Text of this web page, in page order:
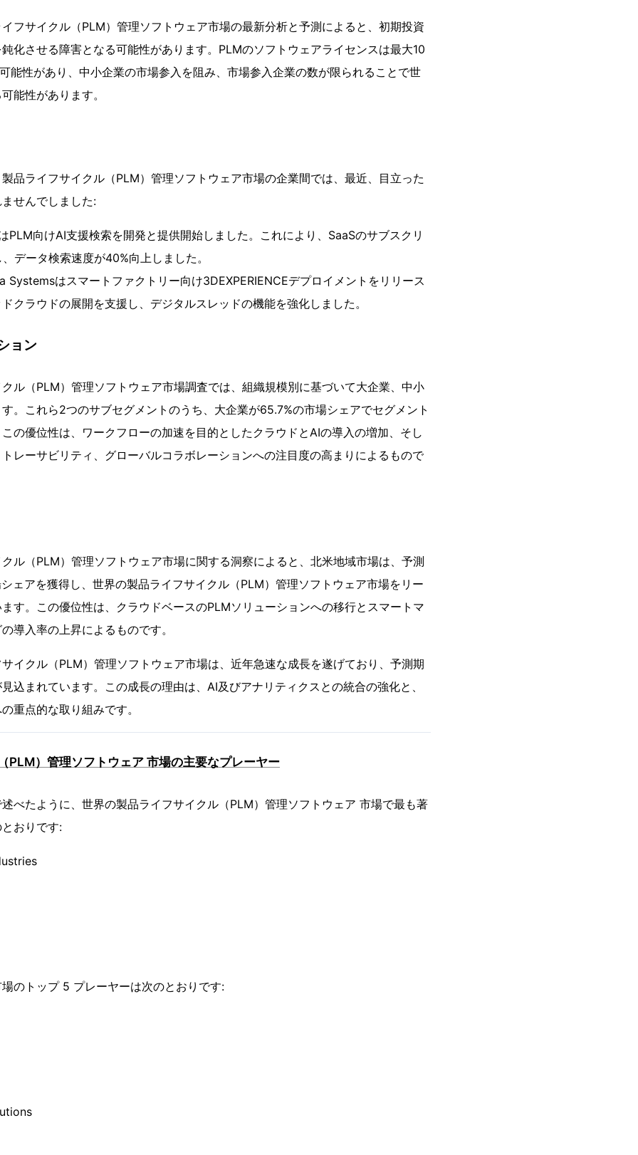
フサイクル（PLM）管理ソフトウェア市場の最新分析と予測によると、初期投資
化させる障害となる可能性があります。PLMのソフトウェアライセンスは最大10
能性があり、中小企業の市場参入を阻み、市場参入企業の数が限られることで世
能性があります。
品ライフサイクル（PLM）管理ソフトウェア市場の企業間では、最近、目立った
せんでしました:
PLM向けAI支援検索を開発と提供開始しました。これにより、SaaSのサブスクリ
データ検索速度が40%向上しました。
はスマートファクトリー向け3DEXPERIENCEデプロイメントをリリース
クラウドの展開を支援し、デジタルスレッドの機能を強化しました。
ョン
ル（PLM）管理ソフトウェア市場調査では、組織規模別に基づいて大企業、中小
。これら2つのサブセグメントのうち、大企業が65.7%の市場シェアでセグメント
の優位性は、ワークフローの加速を目的としたクラウドとAIの導入の増加、そし
レーサビリティ、グローバルコラボレーションへの注目度の高まりによるもので
ル（PLM）管理ソフトウェア市場に関する洞察によると、北米地域市場は、予測
ェアを獲得し、世界の製品ライフサイクル（PLM）管理ソフトウェア市場をリー
す。この優位性は、クラウドベースのPLMソリューションへの移行とスマートマ
導入率の上昇によるものです。
イクル（PLM）管理ソフトウェア市場は、近年急速な成長を遂げており、予測期
込まれています。この成長の理由は、AI及びアナリティクスとの統合の強化と、
重点的な取り組みです。
PLM）管理ソフトウェア 市場の主要なプレーヤー
べたように、世界の製品ライフサイクル（PLM）管理ソフトウェア 市場で最も著
おりです:
のトップ 5 プレーヤーは次のとおりです: